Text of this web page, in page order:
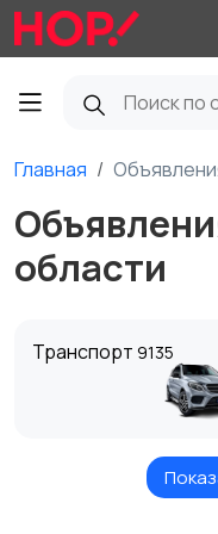
Главная
области
Транспорт 9135